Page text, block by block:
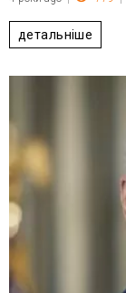
детальніше